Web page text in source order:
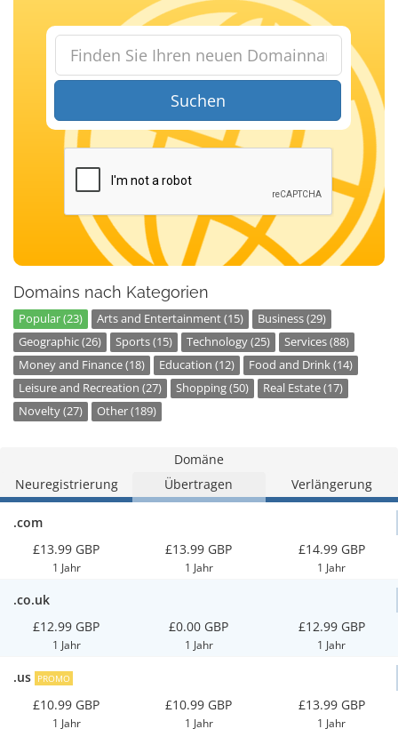
Suchen
Domains nach Kategorien
Popular (23) Arts and Entertainment (15)
Business (29)
Geographic (26)
Sports (15) Technology (25)
Services (88)
Money and Finance (18)
Education (12)
Food and Drink (14)
Leisure and Recreation (27)
Shopping (50)
Real Estate (17)
Novelty (27)
Other (189)
Domäne
Neuregistrierung
Übertragen Verlängerung
.com
£13.99 GBP
1 Jahr
£13.99 GBP
1 Jahr
£14.99 GBP
1 Jahr
.co.uk
£12.99 GBP
1 Jahr
£0.00 GBP
1 Jahr
£12.99 GBP
1 Jahr
.us PROMO
£10.99 GBP
1 Jahr
£10.99 GBP
1 Jahr
£13.99 GBP
1 Jahr